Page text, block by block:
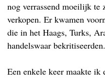
nog verrassend moeilijk te
verkopen. Er kwamen
die in het Haags, Turks,
handelswaar bekritiseerden.
Een enkele keer maakte ik